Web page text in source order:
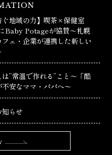
ぐ地域の力】喫茶×保健室
Baby Potageが協賛〜札幌
ェ・企業が連携した新しい
”常温で作れる”こと〜「酷
安なママ・パパへ〜
らせ